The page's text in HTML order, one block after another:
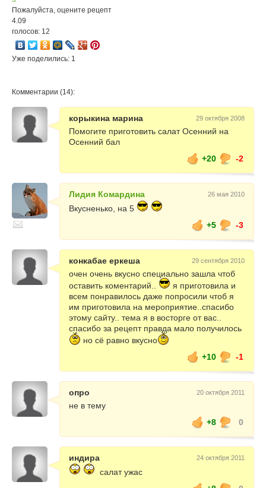
Пожалуйста, оцените рецепт
4.09
голосов: 12
Уже поделились: 1
Комментарии (14):
корыкина марина 29 октября 2008
Помогите приготовить салат Осенний на
Осенний бал
+20
-2
Лидия Комардина 26 мая 2010
Вкусненько, на 5
+5
-3
конкабае еркеша 29 сентября 2010
очен очень вкусно специально зашла чтоб
оставить коментарий..
я приготовила и
всем понравилось даже попросили чтоб я
им приготовила на мероприятие..спасибо
этому сайту.. тема я в восторге от вас..
спасибо за рецепт правда мало получилось
но сё равно вкусно
+10
-1
опро 20 октября 2011
не в тему
+8
0
индира 24 октября 2011
салат ужас